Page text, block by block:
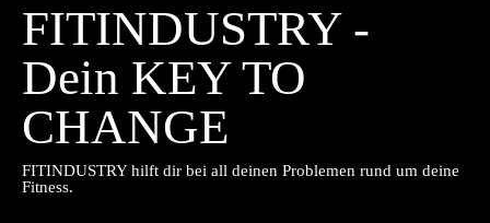
FITINDUSTRY -
Dein KEY TO
CHANGE
FITINDUSTRY hilft dir bei all deinen Problemen rund um deine
Fitness.